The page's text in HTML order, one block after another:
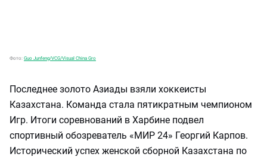
Фото: Guo Junfeng/VCG/Visual China Gro
Последнее золото Азиады взяли хоккеисты
Казахстана. Команда стала пятикратным чемпионом
Игр. Итоги соревнований в Харбине подвел
спортивный обозреватель «МИР 24» Георгий Карпов.
Исторический успех женской сборной Казахстана по